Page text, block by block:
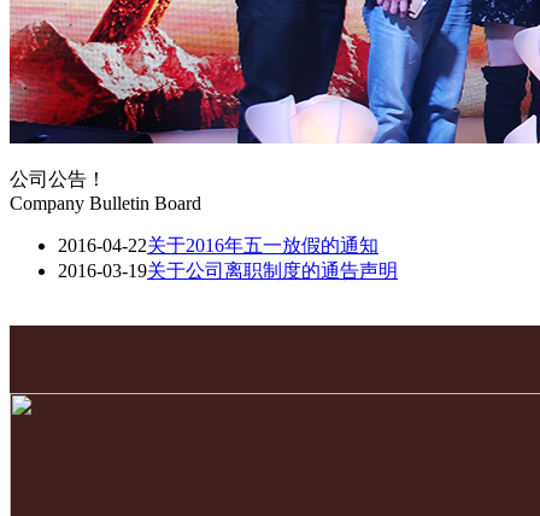
公司公告！
Company Bulletin Board
2016-04-22关于2016年五一放假的通知
2016-03-19关于公司离职制度的通告声明